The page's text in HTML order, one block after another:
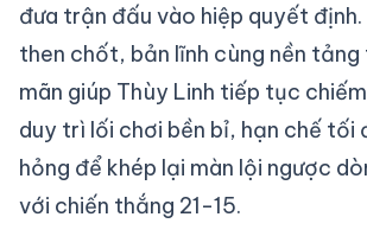
đưa trận đấu vào hiệp quyết
then chốt, bản lĩnh cùng nền tảng
mãn giúp Thùy Linh tiếp tục
duy trì lối chơi bền bỉ, hạn chế tối
hỏng để khép lại màn lội ngược
với chiến thắng 21-15.